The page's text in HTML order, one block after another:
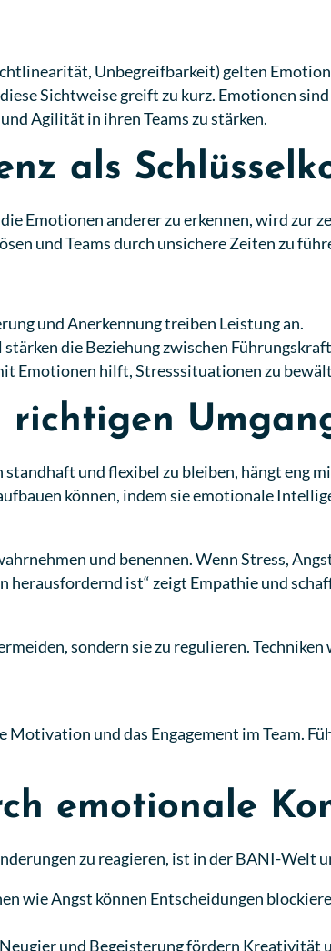
Unbegreifbarkeit) gelten
Sichtweise greift zu kurz. Emotionen
Agilität in ihren Teams zu stärken.
als
Emotionen anderer zu erkennen, wird
und Teams durch unsichere Zeiten zu
und Anerkennung treiben Leistung an.
die Beziehung zwischen
Emotionen hilft, Stresssituationen zu
richtigen
und flexibel zu bleiben, hängt eng
können, indem sie emotionale
und benennen. Wenn Stress,
herausfordernd ist“ zeigt Empathie und
sondern sie zu regulieren.
und das Engagement im Team.
emotionale
zu reagieren, ist in der BANI-Welt
wie Angst können Entscheidungen
und Begeisterung fördern Kreativität